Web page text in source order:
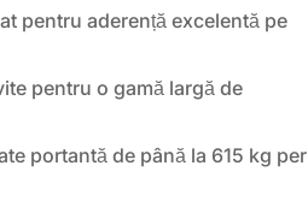
pentru aderență excelentă pe
pentru o gamă largă de
portantă de până la 615 kg per